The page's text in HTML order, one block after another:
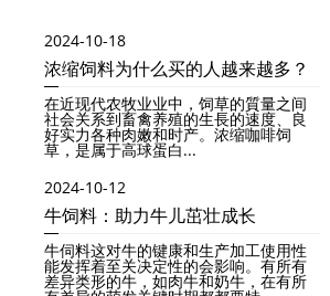
2024-10-18
浓缩饲料为什么买的人越来越多？
在近现代农牧业业中，饲草的質量之间
社会关系到畜禽养殖的生長的速度、良
好实力各种肉嫩和时产。浓缩咖啡饲
草，是属于高球蛋白...
2024-10-12
牛饲料：助力牛儿茁壮成长
牛伺料这对牛的键康和生产加工使用性
能发挥着至关决定性的会影响。有所有
差异类形的牛，如肉牛和奶牛，在有所